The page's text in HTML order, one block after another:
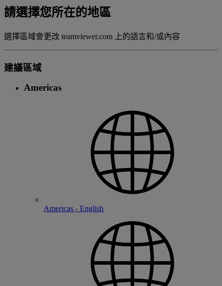
請選擇您所在的地區
選擇區域會更改 teamviewer.com 上的語言和/或內容
建議區域
Americas
Americas - English